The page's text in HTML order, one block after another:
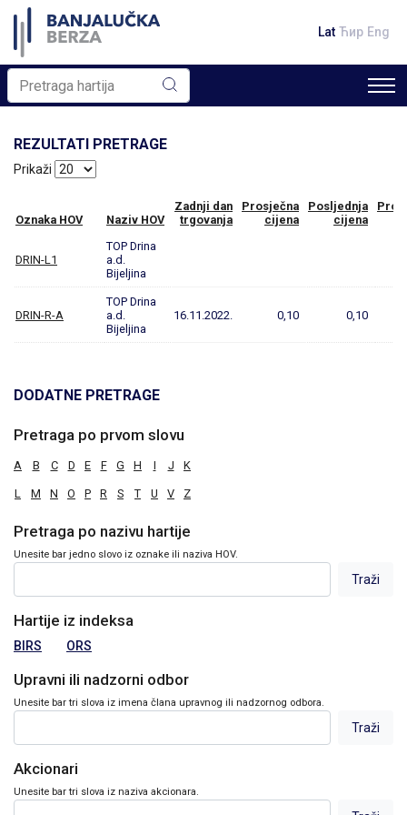
Lat Ћир Eng
REZULTATI PRETRAGE
Prikaži
Oznaka HOV Naziv HOV
Zadnji dan
trgovanja
Prosječna
cijena
Posljednja
cijena
DRIN-L1
TOP Drina
a.d.
Bijeljina
DRIN-R-A
TOP Drina
a.d.
Bijeljina
16.11.2022. 0,10 0,10
DODATNE PRETRAGE
Pretraga po prvom slovu
A B C D E F G H I J K
L M N O P R S T U V Z
Pretraga po nazivu hartije
Unesite bar jedno slovo iz oznake ili naziva HOV.
Hartije iz indeksa
BIRS ORS
Upravni ili nadzorni odbor
Unesite bar tri slova iz imena člana upravnog ili nadzornog odbora.
Akcionari
Unesite bar tri slova iz naziva akcionara.